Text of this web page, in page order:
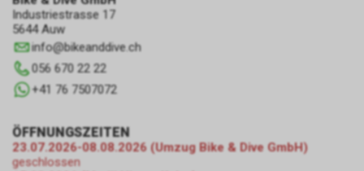
Industriestrasse 17
5644 Auw
info@bikeanddive.ch
056 670 22 22
+41 76 7507072
ÖFFNUNGSZEITEN
23.07.2026-08.08.2026 (Umzug Bike & Dive GmbH)
geschlossen